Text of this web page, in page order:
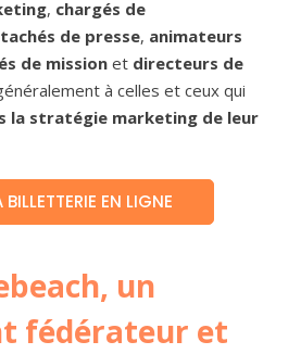
, chargés de
de presse, animateurs
de missionet directeurs de
à celles et ceux qui
la stratégie marketing de leur
EN LIGNE
un
fédérateur et